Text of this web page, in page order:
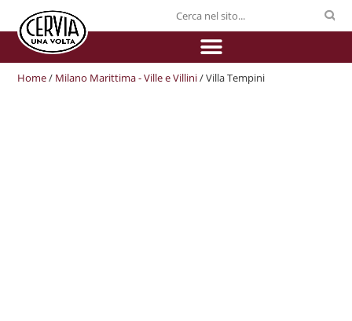
Home/ Milano Marittima - Ville e Villini/ Villa Tempini